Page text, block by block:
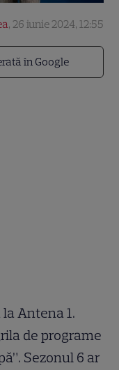
în Google
, 26 iunie 2024, 12:55
Antena 1.
de programe
Sezonul 6 ar